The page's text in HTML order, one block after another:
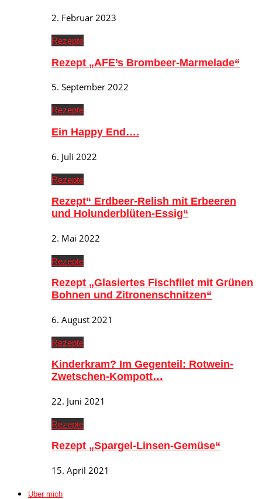
2. Februar 2023
Rezepte
Rezept „AFE’s Brombeer-Marmelade“
5. September 2022
Rezepte
Ein Happy End….
6. Juli 2022
Rezepte
Rezept“ Erdbeer-Relish mit Erbeeren
und Holunderblüten-Essig“
2. Mai 2022
Rezepte
Rezept „Glasiertes Fischfilet mit Grünen
Bohnen und Zitronenschnitzen“
6. August 2021
Rezepte
Kinderkram? Im Gegenteil: Rotwein-
Zwetschen-Kompott…
22. Juni 2021
Rezepte
Rezept „Spargel-Linsen-Gemüse“
15. April 2021
Über mich